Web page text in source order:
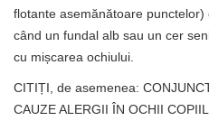
flotante asemănătoare
când un fundal alb sau un cer
cu mișcarea ochiului.
CITIȚI, de asemenea:
CAUZE ALERGII ÎN OCHII